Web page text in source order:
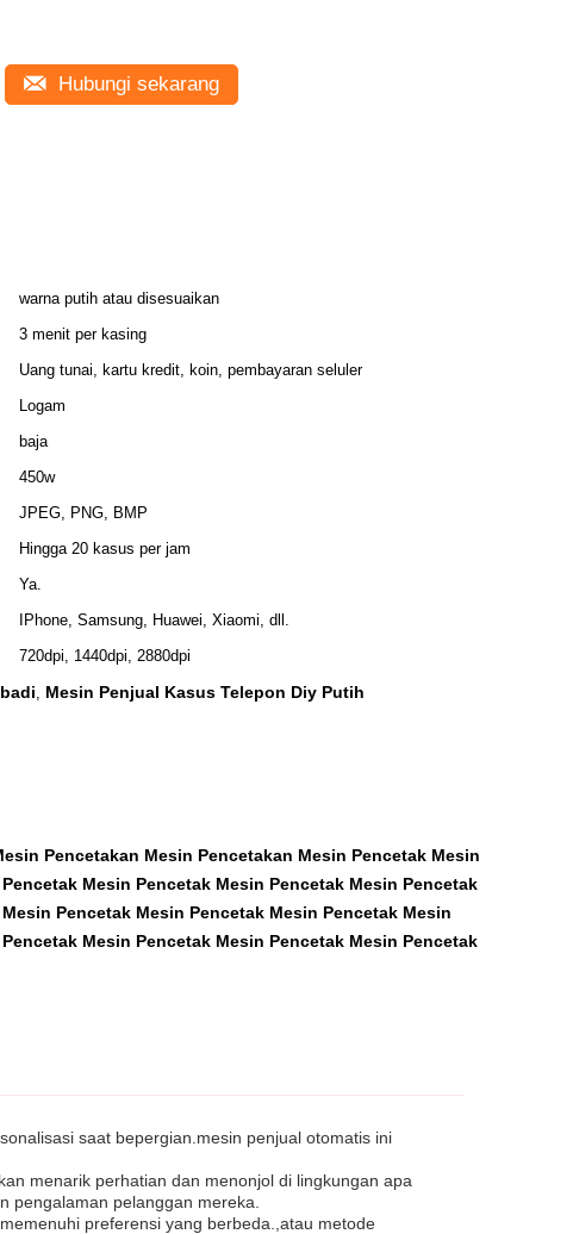
Hubungi sekarang
warna putih atau disesuaikan
3 menit per kasing
Uang tunai, kartu kredit, koin, pembayaran seluler
Logam
baja
450w
JPEG, PNG, BMP
Hingga 20 kasus per jam
Ya.
IPhone, Samsung, Huawei, Xiaomi, dll.
720dpi, 1440dpi, 2880dpi
, Mesin Penjual Kasus Telepon Diy Putih
Pencetakan Mesin Pencetakan Mesin Pencetak Mesin
Mesin Pencetak Mesin Pencetak Mesin Pencetak
Pencetak Mesin Pencetak Mesin Pencetak Mesin
Mesin Pencetak Mesin Pencetak Mesin Pencetak
saat bepergian.mesin penjual otomatis ini
menarik perhatian dan menonjol di lingkungan apa
pengalaman pelanggan mereka.
preferensi yang berbeda.,atau metode